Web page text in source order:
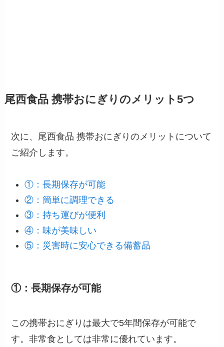
尾西食品 携帯おにぎりのメリット5つ
次に、尾西食品 携帯おにぎりのメリットについて
ご紹介します。
①：長期保存が可能
②：簡単に調理できる
③：持ち運びが便利
④：味が美味しい
⑤：災害時に安心できる備蓄品
①：長期保存が可能
この携帯おにぎりは最大で5年間保存が可能で
す。非常食としては非常に優れています。